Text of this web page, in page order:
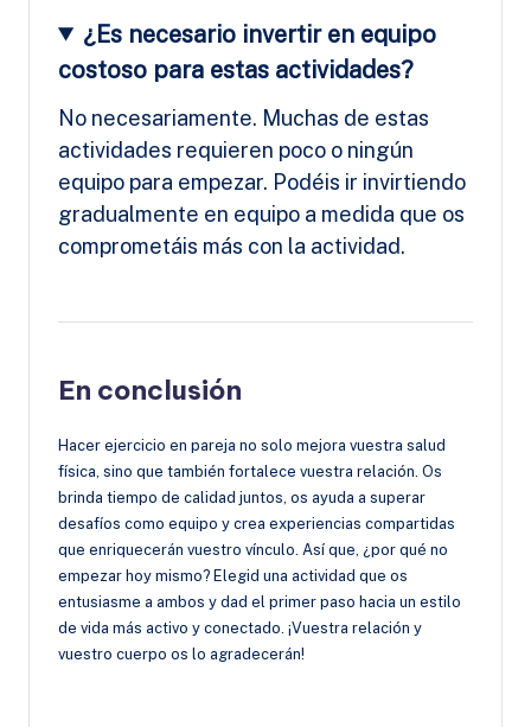
¿Es necesario invertir en equipo
costoso para estas actividades?
No necesariamente. Muchas de estas
actividades requieren poco o ningún
equipo para empezar. Podéis ir invirtiendo
gradualmente en equipo a medida que os
comprometáis más con la actividad.
En conclusión
Hacer ejercicio en pareja no solo mejora vuestra salud
física, sino que también fortalece vuestra relación. Os
brinda tiempo de calidad juntos, os ayuda a superar
desafíos como equipo y crea experiencias compartidas
que enriquecerán vuestro vínculo. Así que, ¿por qué no
empezar hoy mismo? Elegid una actividad que os
entusiasme a ambos y dad el primer paso hacia un estilo
de vida más activo y conectado. ¡Vuestra relación y
vuestro cuerpo os lo agradecerán!